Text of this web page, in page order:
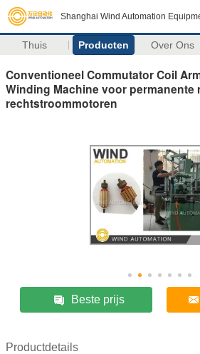
Shanghai Wind Automation
Thuis Producten Over Ons
Conventioneel Commutator Coil
Winding Machine voor permanente
rechtstroommotoren
Beste prijs
Productdetails